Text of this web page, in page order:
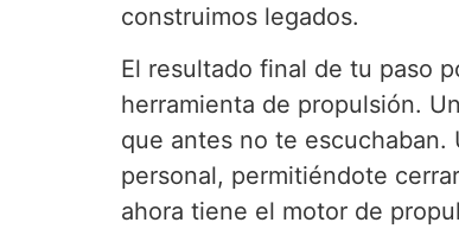
construimos legados.
El resultado final de tu paso
herramienta de propulsión.
que antes no te
personal, permitiéndote
ahora tiene el motor de